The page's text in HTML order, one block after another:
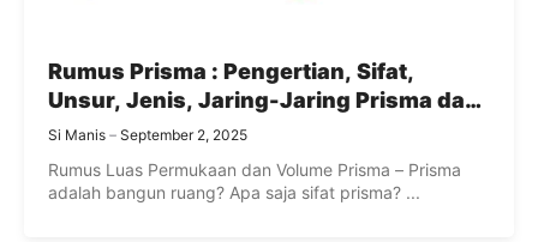
Rumus Prisma : Pengertian, Sifat,
Unsur, Jenis, Jaring-Jaring Prisma dan
Contoh Soal
Si Manis September 2, 2025
Rumus Luas Permukaan dan Volume Prisma – Prisma
adalah bangun ruang? Apa saja sifat prisma? ...